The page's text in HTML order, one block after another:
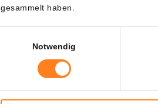
gesammelt haben.
Notwendig
KI wird
Auffällig ist, dass
Börsengang soll
Investitionen in